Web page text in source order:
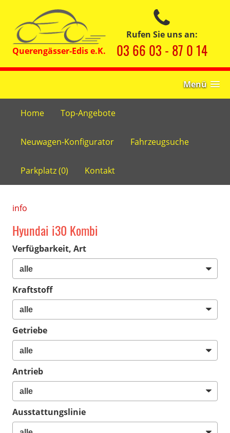
Rufen Sie uns an:
03 66 03 - 87 0 14
Menü
Home Top-Angebote
Neuwagen-Konfigurator Fahrzeugsuche
Parkplatz (0) Kontakt
info
Hyundai i30 Kombi
Verfügbarkeit, Art
Kraftstoff
Getriebe
Antrieb
Ausstattungslinie